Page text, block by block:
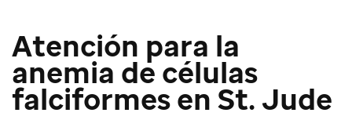
Atención para la
anemia de células
falciformes en St. Jude